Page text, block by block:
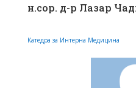
н.сор. д-р Лазар
Катедра за Интерна Медицина